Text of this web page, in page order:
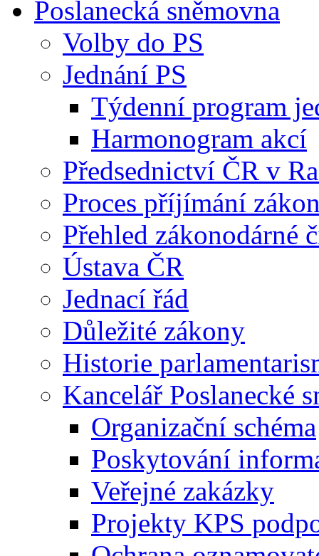
Poslanecká sněmovna
Volby do PS
Jednání PS
Týdenní program
Harmonogram akcí
Předsednictví ČR v
Proces příjímání
Přehled zákonodárné
Ústava ČR
Jednací řád
Důležité zákony
Historie
Kancelář Poslanecké
Organizační schéma
Poskytování
Veřejné zakázky
Projekty KPS